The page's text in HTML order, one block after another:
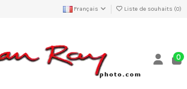
Français Liste de souhaits (0)
0